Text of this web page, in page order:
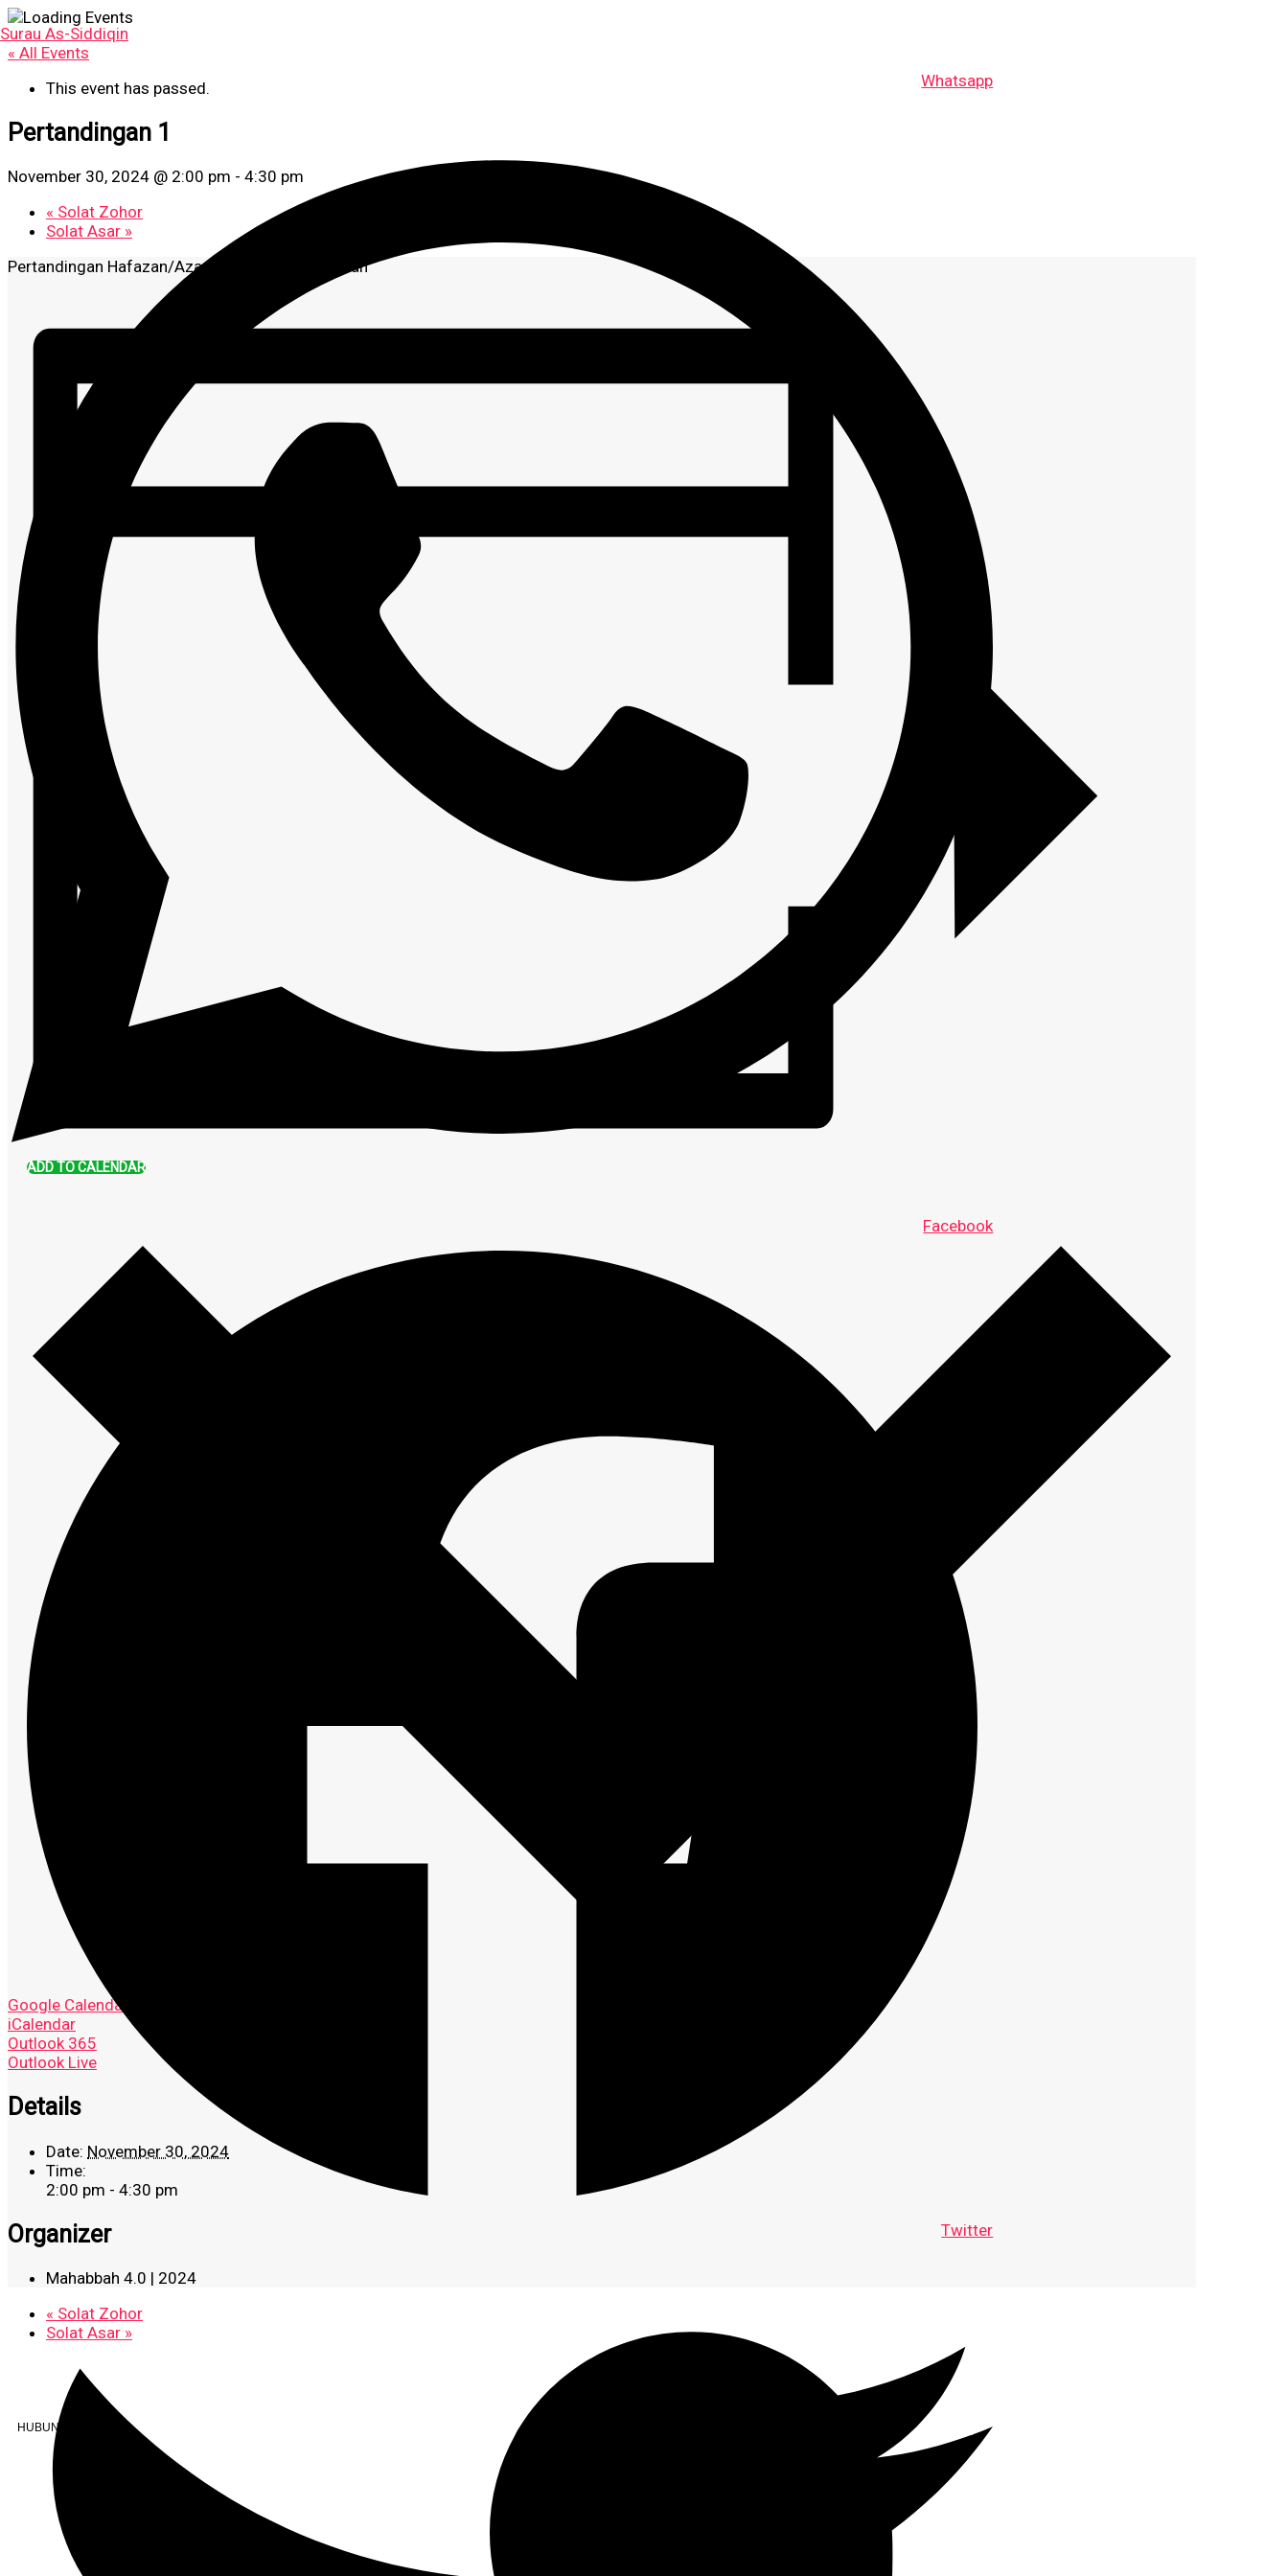
Skip
to
content
Surau As-Siddiqin
Whatsapp
Facebook
Twitter
« All Events
This event has passed.
Pertandingan 1
November 30, 2024 @ 2:00 pm - 4:30 pm
« Solat Zohor
Solat Asar »
Pertandingan Hafazan/Azan dan Gubahan/Lipatan
ADD TO CALENDAR
Google Calendar
iCalendar
Outlook 365
Outlook Live
Details
Date: November 30, 2024
Time:
2:00 pm - 4:30 pm
Organizer
Mahabbah 4.0 | 2024
« Solat Zohor
Solat Asar »
HUBUNGI KAMI
Telefon
+603 6087 0176
(Waktu Pejabat)
(Boleh digunakan untuk Whatsapp)
assiddiqin.btp@gmail.com
admin@surauassiddiqinbtp.info